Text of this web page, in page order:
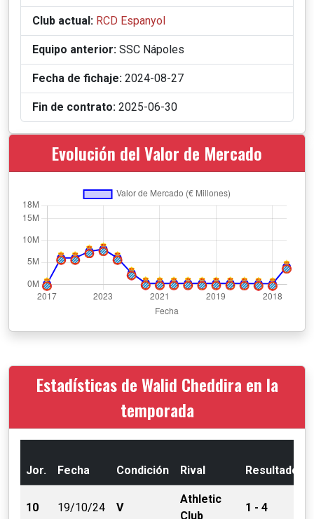
Club actual: RCD Espanyol
Equipo anterior: SSC Nápoles
Fecha de fichaje: 2024-08-27
Fin de contrato: 2025-06-30
Evolución del Valor de Mercado
Estadísticas de Walid Cheddira en la
temporada
Jor. Fecha Condición Rival Resultado
10 19/10/24 V
Athletic
Club
1 - 4